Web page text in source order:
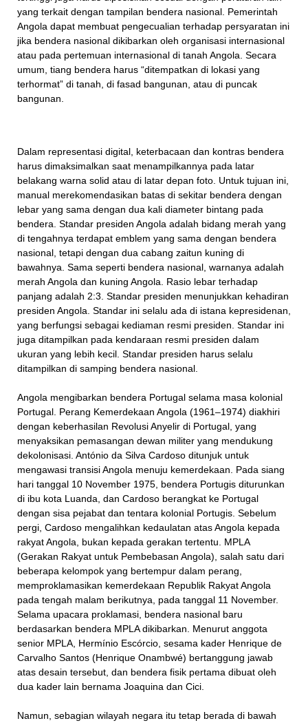
yang terkait dengan tampilan bendera nasional. Pemerintah
Angola dapat membuat pengecualian terhadap persyaratan ini
jika bendera nasional dikibarkan oleh organisasi internasional
atau pada pertemuan internasional di tanah Angola. Secara
umum, tiang bendera harus “ditempatkan di lokasi yang
terhormat” di tanah, di fasad bangunan, atau di puncak
bangunan.
Dalam representasi digital, keterbacaan dan kontras bendera
harus dimaksimalkan saat menampilkannya pada latar
belakang warna solid atau di latar depan foto. Untuk tujuan ini,
manual merekomendasikan batas di sekitar bendera dengan
lebar yang sama dengan dua kali diameter bintang pada
bendera. Standar presiden Angola adalah bidang merah yang
di tengahnya terdapat emblem yang sama dengan bendera
nasional, tetapi dengan dua cabang zaitun kuning di
bawahnya. Sama seperti bendera nasional, warnanya adalah
merah Angola dan kuning Angola. Rasio lebar terhadap
panjang adalah 2:3. Standar presiden menunjukkan kehadiran
presiden Angola. Standar ini selalu ada di istana kepresidenan,
yang berfungsi sebagai kediaman resmi presiden. Standar ini
juga ditampilkan pada kendaraan resmi presiden dalam
ukuran yang lebih kecil. Standar presiden harus selalu
ditampilkan di samping bendera nasional.
Angola mengibarkan bendera Portugal selama masa kolonial
Portugal. Perang Kemerdekaan Angola (1961–1974) diakhiri
dengan keberhasilan Revolusi Anyelir di Portugal, yang
menyaksikan pemasangan dewan militer yang mendukung
dekolonisasi. António da Silva Cardoso ditunjuk untuk
mengawasi transisi Angola menuju kemerdekaan. Pada siang
hari tanggal 10 November 1975, bendera Portugis diturunkan
di ibu kota Luanda, dan Cardoso berangkat ke Portugal
dengan sisa pejabat dan tentara kolonial Portugis. Sebelum
pergi, Cardoso mengalihkan kedaulatan atas Angola kepada
rakyat Angola, bukan kepada gerakan tertentu. MPLA
(Gerakan Rakyat untuk Pembebasan Angola), salah satu dari
beberapa kelompok yang bertempur dalam perang,
memproklamasikan kemerdekaan Republik Rakyat Angola
pada tengah malam berikutnya, pada tanggal 11 November.
Selama upacara proklamasi, bendera nasional baru
berdasarkan bendera MPLA dikibarkan. Menurut anggota
senior MPLA, Hermínio Escórcio, sesama kader Henrique de
Carvalho Santos (Henrique Onambwé) bertanggung jawab
atas desain tersebut, dan bendera fisik pertama dibuat oleh
dua kader lain bernama Joaquina dan Cici.
Namun, sebagian wilayah negara itu tetap berada di bawah